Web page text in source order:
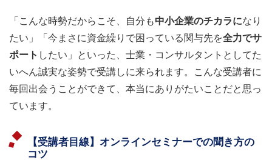
「こんな時勢だからこそ、自分も中小企業のチカラになり
たい」「今まさに資金繰りで困っている関与先を全力でサ
ポート したい」といった、士業・コンサルタントとしてた
いへん誠実な姿勢で受講しに来られます。こんな受講者に
毎回出会うことができて、本当にありがたいことだと思っ
ています。
【受講者目線】オンラインセミナーでの聞き方の
コツ